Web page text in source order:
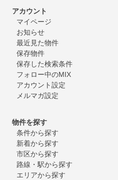
アカウント
マイページ
お知らせ
最近見た物件
保存物件
保存した検索条件
フォロー中のMIX
アカウント設定
メルマガ設定
物件を探す
条件から探す
新着から探す
市区から探す
路線・駅から探す
エリアから探す